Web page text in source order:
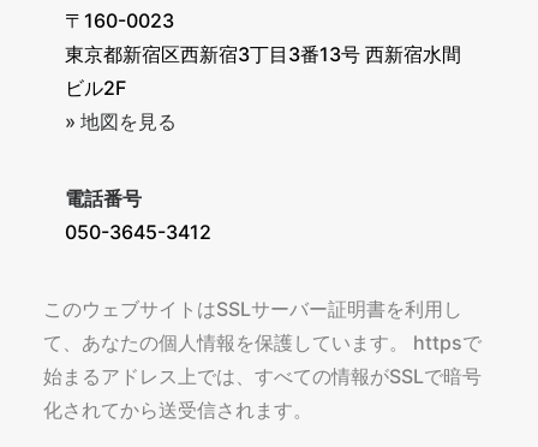
〒160-0023
東京都新宿区西新宿3丁目3番13号 西新宿水間
ビル2F
» 地図を見る
電話番号
050-3645-3412
このウェブサイトはSSLサーバー証明書を利用し
て、あなたの個人情報を保護しています。 httpsで
始まるアドレス上では、すべての情報がSSLで暗号
化されてから送受信されます。